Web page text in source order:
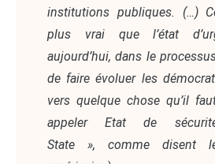
institutions publiques. (…)
plus vrai que l’état
aujourd’hui, dans le
de faire évoluer les
vers quelque chose qu’il
appeler Etat de
State », comme disent